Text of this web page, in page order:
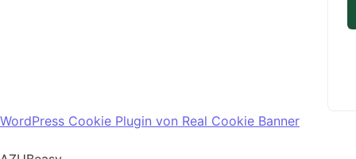
WordPress Cookie Plugin von Real Cookie Banner